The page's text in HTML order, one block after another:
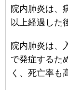
院内肺炎は、
以上経過した
院内肺炎は、
で発症するた
く、死亡率も